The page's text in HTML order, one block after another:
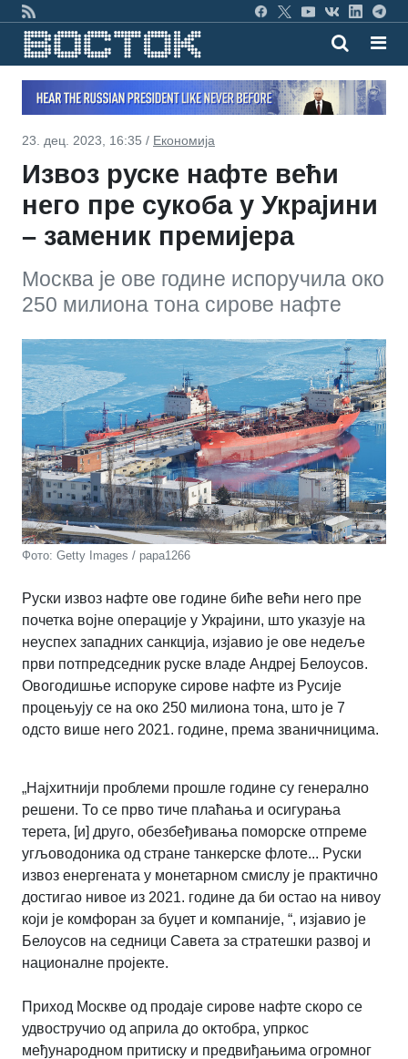
23. дец. 2023, 16:35 / Економија
Извоз руске нафте већи
него пре сукоба у Украјини
– заменик премијера
Москва је ове године испоручила око
250 милиона тона сирове нафте
Фото: Getty Images / papa1266
Руски извоз нафте ове године биће већи него пре
почетка војне операције у Украјини, што указује на
неуспех западних санкција, изјавио је ове недеље
први потпредседник руске владе Андреј Белоусов.
Овогодишње испоруке сирове нафте из Русије
процењују се на око 250 милиона тона, што је 7
одсто више него 2021. године, према званичницима.
„Најхитнији проблеми прошле године су генерално
решени. То се прво тиче плаћања и осигурања
терета, [и] друго, обезбеђивања поморске отпреме
угљоводоника од стране танкерске флоте... Руски
извоз енергената у монетарном смислу је практично
достигао нивое из 2021. године да би остао на нивоу
који је комфоран за буџет и компаније, “, изјавио је
Белоусов на седници Савета за стратешки развој и
националне пројекте.
Приход Москве од продаје сирове нафте скоро се
удвостручио од априла до октобра, упркос
међународном притиску и предвиђањима огромног